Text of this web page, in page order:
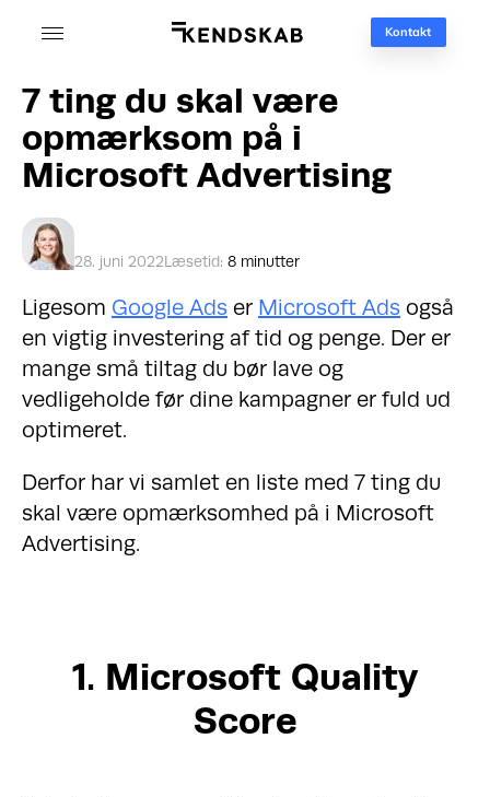
Kontakt
7 ting du skal være
opmærksom på i
Microsoft Advertising
28. juni 2022Læsetid: 8 minutter
Ligesom Google Ads er Microsoft Ads også
en vigtig investering af tid og penge. Der er
mange små tiltag du bør lave og
vedligeholde før dine kampagner er fuld ud
optimeret.
Derfor har vi samlet en liste med 7 ting du
skal være opmærksomhed på i Microsoft
Advertising.
1. Microsoft Quality
Score